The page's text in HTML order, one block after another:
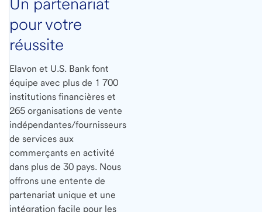
pour votre
réussite
Elavon et U.S. Bank font
équipe avec plus de 1 700
institutions financières et
265 organisations de vente
indépendantes/fournisseurs
de services aux
commerçants en activité
dans plus de 30 pays. Nous
offrons une entente de
partenariat unique et une
intégration facile pour les